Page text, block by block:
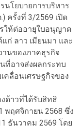
โยบายการบริหาร
ครั้งที่ 3/2569 เปิด
ให้ต่ออายุใบอนุญาต
ก่ ลาว เมียนมา และ
านของภาคธุรกิจ
ที่อาจส่งผลกระทบ
คลื่อนเศรษฐกิจของ
ด้าวที่ได้รับสิทธิ
ฤศจิกายน 2568 ซึ่ง
ธันวาคม 2569 โดย